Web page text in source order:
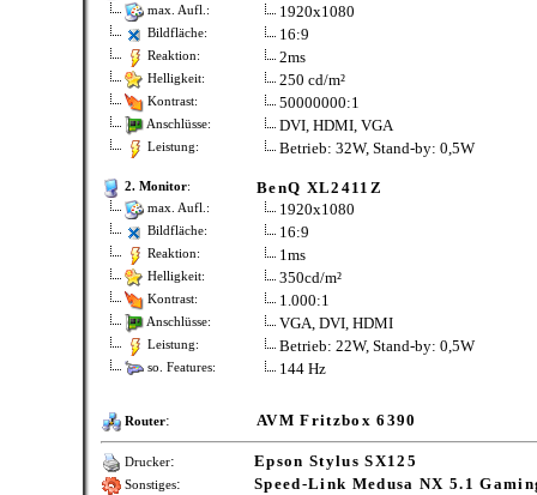
max. Aufl.: 1920x1080
Bildfläche: 16:9
Reaktion: 2ms
Helligkeit: 250 cd/m²
Kontrast: 50000000:1
Anschlüsse: DVI, HDMI, VGA
Leistung: Betrieb: 32W, Stand-by: 0,5W
2. Monitor: BenQ XL2411Z
max. Aufl.: 1920x1080
Bildfläche: 16:9
Reaktion: 1ms
Helligkeit: 350cd/m²
Kontrast: 1.000:1
Anschlüsse: VGA, DVI, HDMI
Leistung: Betrieb: 22W, Stand-by: 0,5W
so. Features: 144 Hz
Router: AVM Fritzbox 6390
Drucker: Epson Stylus SX125
Sonstiges: Speed-Link Medusa NX 5.1